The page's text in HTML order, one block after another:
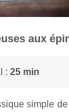
aux
: 25 min
simple